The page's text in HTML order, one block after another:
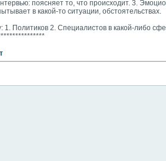
поясняет то, что происходит. 3.
в какой-то ситуации, обстоятельствах.
1. Политиков 2. Специалистов в какой-либо